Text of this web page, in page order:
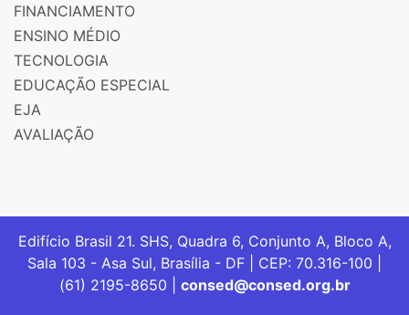
FINANCIAMENTO
ENSINO MÉDIO
TECNOLOGIA
EDUCAÇÃO ESPECIAL
EJA
AVALIAÇÃO
Edifício Brasil 21. SHS, Quadra 6, Conjunto A, Bloco A,
Sala 103 - Asa Sul, Brasília - DF | CEP: 70.316-100 |
(61) 2195-8650 | consed@consed.org.br